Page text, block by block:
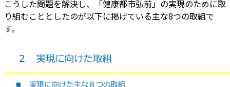
こうした問題を解決し、「健康都市弘前」の実現のために取
り組むこととしたのが以下に掲げている主な8つの取組で
す。